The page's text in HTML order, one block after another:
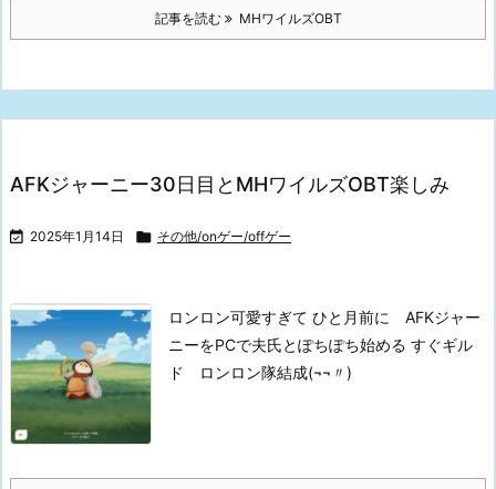
記事を読む MHワイルズOBT
AFKジャーニー30日目とMHワイルズOBT楽しみ
 2025年1月14日  その他/onゲー/offゲー
ロンロン可愛すぎて ひと月前に AFKジャー
ニーをPCで夫氏とぽちぽち始める すぐギル
ド ロンロン隊結成(¬¬〃)